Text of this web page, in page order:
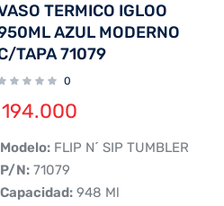
TERMICO IGLOO
AZUL MODERNO
TAPA 71079
0
194.000
 Modelo:FLIP N´ SIP TUMBLER
 P/N:71079
 Capacidad:948 Ml
Log In
an account